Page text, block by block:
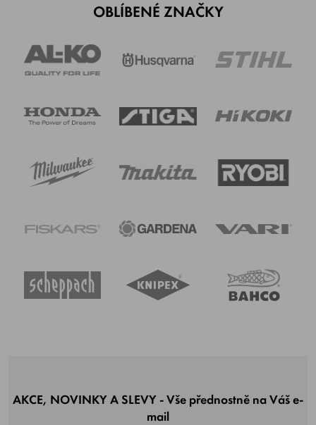
OBLÍBENÉ ZNAČKY
AKCE, NOVINKY A SLEVY - Vše přednostně na Váš e-
mail